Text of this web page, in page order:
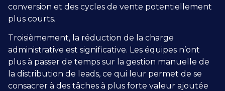
conversion et des cycles de vente potentiellement
plus courts.
Troisièmement, la réduction de la charge
administrative est significative. Les équipes n’ont
plus à passer de temps sur la gestion manuelle de
la distribution de leads, ce qui leur permet de se
consacrer à des tâches à plus forte valeur ajoutée